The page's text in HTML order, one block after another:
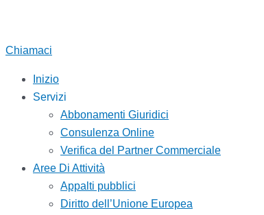
Chiamaci
Inizio
Servizi
Abbonamenti Giuridici
Consulenza Online
Verifica del Partner Commerciale
Aree Di Attività
Appalti pubblici
Diritto dell’Unione Europea